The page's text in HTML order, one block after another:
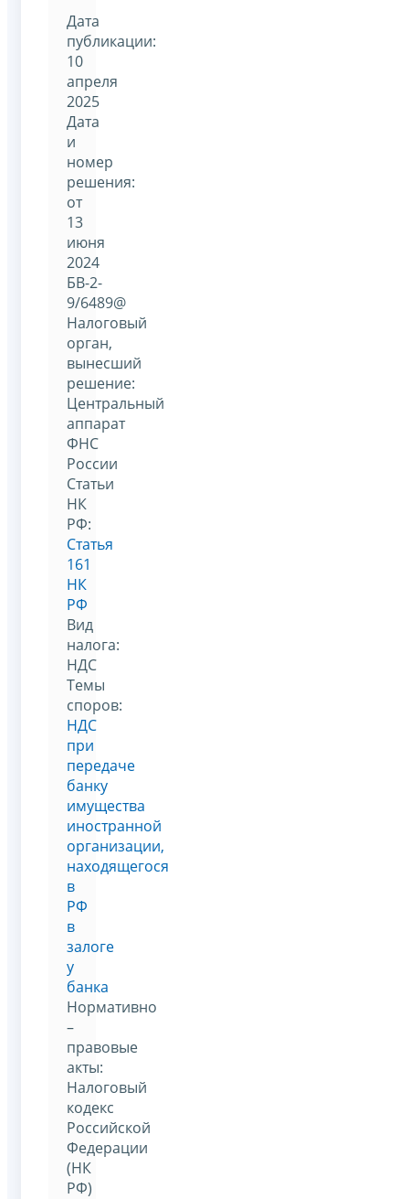
Дата
публикации:
10
апреля
2025
Дата
и
номер
решения:
от
13
июня
2024
БВ-2-
9/6489@
Налоговый
орган,
вынесший
решение:
Центральный
аппарат
ФНС
России
Статьи
НК
РФ:
Статья
161
НК
РФ
Вид
налога:
НДС
Темы
споров:
НДС
при
передаче
банку
имущества
иностранной
организации,
находящегося
в
РФ
в
залоге
у
банка
Нормативно
–
правовые
акты:
Налоговый
кодекс
Российской
Федерации
(НК
РФ)